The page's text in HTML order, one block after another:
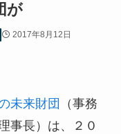
が
2017年8月12日
未来財団
（事務
事長）は、２０